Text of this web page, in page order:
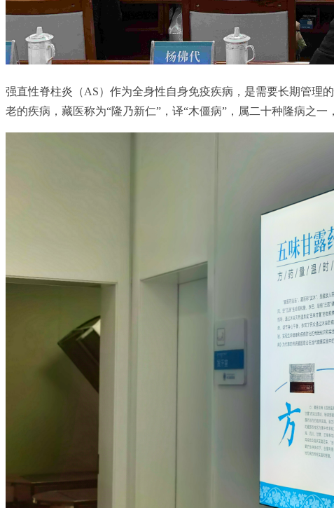
强直性脊柱炎（AS）作为全身性自身免疫疾病，是需要长期管理
老的疾病，藏医称为“隆乃新仁”，译“木僵病”，属二十种隆病之